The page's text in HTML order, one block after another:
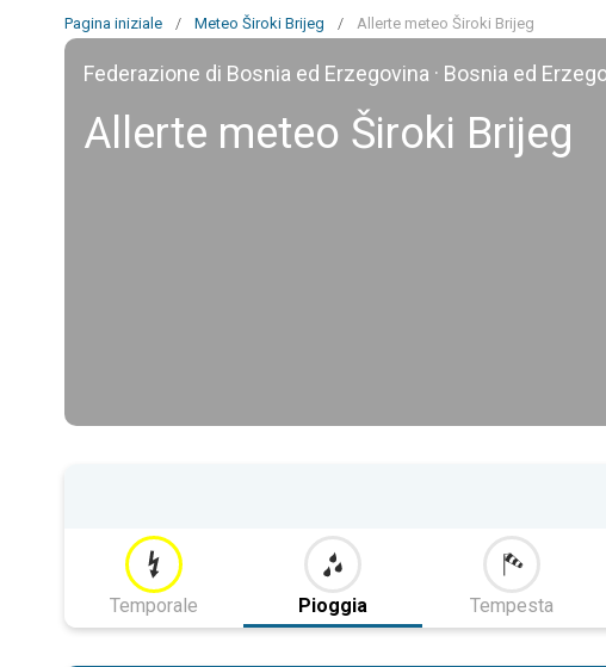
Pagina iniziale / Meteo Široki Brijeg / Allerte meteo Široki Brijeg
Federazione di Bosnia ed Erzegovina · Bosnia ed
Allerte meteo Široki Brijeg
Temporale Pioggia Tempesta